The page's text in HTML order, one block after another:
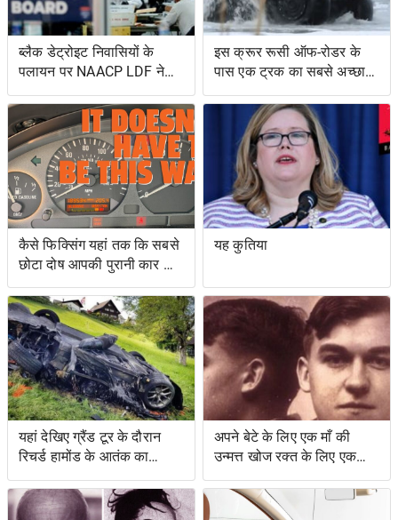
ब्लैक डेट्रोइट निवासियों के
पलायन पर NAACP LDF ने
मुकदमा किया, मिशिगन के वोट
सर्टिफिकेशन को रोकने के
प्रयासों के लिए वोटिंग अधिकार
अधिनियम का उल्लंघन
इस क्रूर रूसी ऑफ-रोडर के
पास एक ट्रक का सबसे अच्छा
और एक उभयचर टैंक का सबसे
अच्छा है
कैसे फिक्सिंग यहां तक ​​कि सबसे
छोटा दोष आपकी पुरानी कार को
नया जैसा महसूस करा सकता है
यह कुतिया
यहां देखिए ग्रैंड टूर के दौरान
रिचर्ड हामोंड के आतंक का
वीडियो
अपने बेटे के लिए एक माँ की
उन्मत्त खोज रक्त के लिए एक
स्वाद के साथ एक बचत किसान
के लिए नेतृत्व की